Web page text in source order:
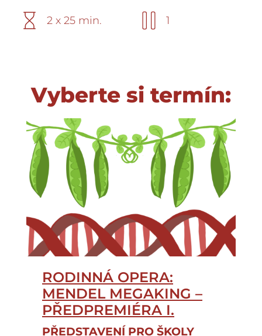
2 x 25 min. 1
Vyberte si termín:
RODINNÁ OPERA:
MENDEL MEGAKING –
PŘEDPREMIÉRA I.
PŘEDSTAVENÍ PRO ŠKOLY